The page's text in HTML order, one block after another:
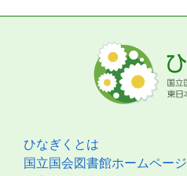
ひなぎくとは
国立国会図書館ホームページ